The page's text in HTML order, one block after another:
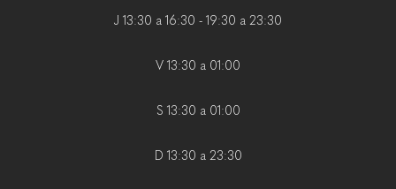
J 13:30 a 16:30 - 19:30 a 23:30
V 13:30 a 01:00
S 13:30 a 01:00
D 13:30 a 23:30